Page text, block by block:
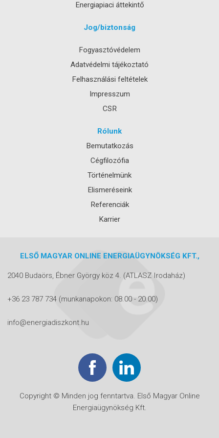
Energiapiaci áttekintő
Jog/biztonság
Fogyasztóvédelem
Adatvédelmi tájékoztató
Felhasználási feltételek
Impresszum
CSR
Rólunk
Bemutatkozás
Cégfilozófia
Történelmünk
Elismeréseink
Referenciák
Karrier
ELSŐ MAGYAR ONLINE ENERGIAÜGYNÖKSÉG KFT.,
2040 Budaörs, Ébner György köz 4. (ATLASZ Irodaház)
+36 23 787 734 (munkanapokon: 08.00 - 20.00)
info@energiadiszkont.hu
Copyright © Minden jog fenntartva. Első Magyar Online
Energiaügynökség Kft.